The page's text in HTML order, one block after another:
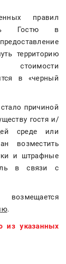
правил
Гостю в
территорию
стоимости
в «черный
причиной
гостя и/
среде или
возместить
и штрафные
в связи с
возмещается
.
из указанных